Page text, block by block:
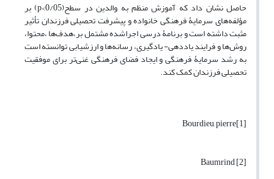
حاصل نشان داد که آموزش منظم به والدین در سطح(p<0/05) بر
مؤلفه‌های سرمایۀ فرهنگی خانواده و پیشرفت تحصیلی فرزندان تأثیر
مثبت داشته است و برنامۀ درسی اجراشده مشتمل بر،هدف‌ها ،محتوا،
روش‌ها و فرایند یاددهی- یادگیری، رسانه‌ها و ارزشیابی توانسته است
به رشد سرمایۀ فرهنگی و ایجاد فضای فرهنگی غنی‌تر برای موفقیت
تحصیلی فرزندان کمک کند.
[1]Bourdieu, pierre
[2] Baumrind